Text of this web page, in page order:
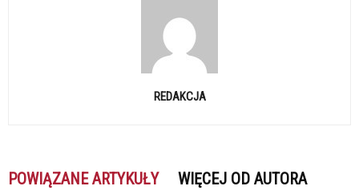
REDAKCJA
POWIĄZANE ARTYKUŁY WIĘCEJ OD AUTORA